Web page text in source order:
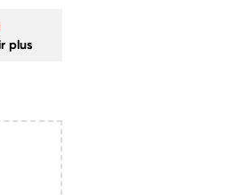
plus